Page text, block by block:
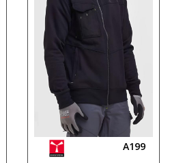
A199